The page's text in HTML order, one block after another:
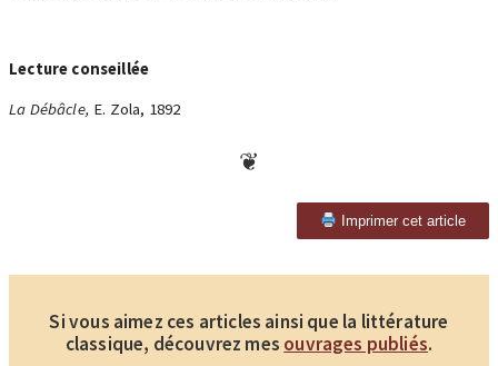
Lecture conseillée
La Débâcle, E. Zola, 1892
Imprimer cet article
Si vous aimez ces articles ainsi que la littérature
classique, découvrez mes ouvrages publiés.